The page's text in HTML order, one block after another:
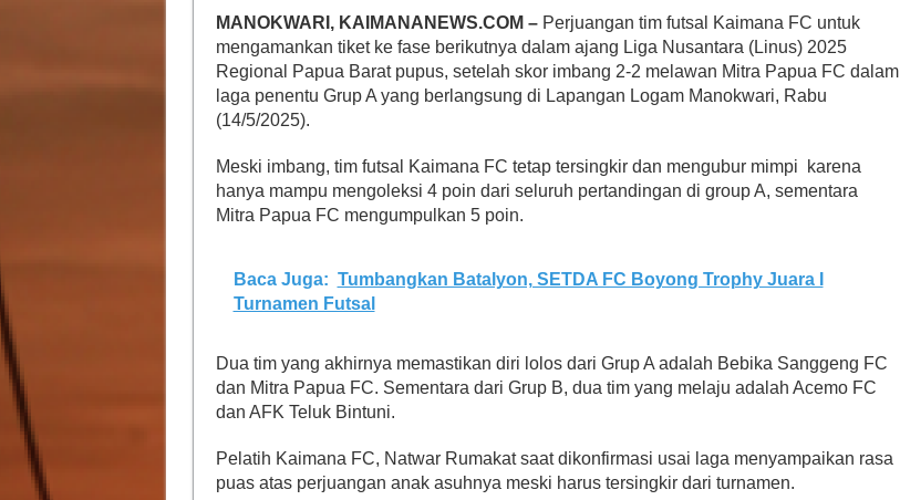
MANOKWARI, KAIMANANEWS.COM –Perjuangan tim futsal Kaimana FC untuk
mengamankan tiket ke fase berikutnya dalam ajang Liga Nusantara (Linus) 2025
Regional Papua Barat pupus, setelah skor imbang 2-2 melawan Mitra Papua FC dalam
laga penentu Grup A yang berlangsung di Lapangan Logam Manokwari, Rabu
(14/5/2025).
Meski imbang, tim futsal Kaimana FC tetap tersingkir dan mengubur mimpi karena
hanya mampu mengoleksi 4 poin dari seluruh pertandingan di group A, sementara
Mitra Papua FC mengumpulkan 5 poin.
Baca Juga: Tumbangkan Batalyon, SETDA FC Boyong Trophy Juara I
Turnamen Futsal
Dua tim yang akhirnya memastikan diri lolos dari Grup A adalah Bebika Sanggeng FC
dan Mitra Papua FC. Sementara dari Grup B, dua tim yang melaju adalah Acemo FC
dan AFK Teluk Bintuni.
Pelatih Kaimana FC, Natwar Rumakat saat dikonfirmasi usai laga menyampaikan rasa
puas atas perjuangan anak asuhnya meski harus tersingkir dari turnamen.